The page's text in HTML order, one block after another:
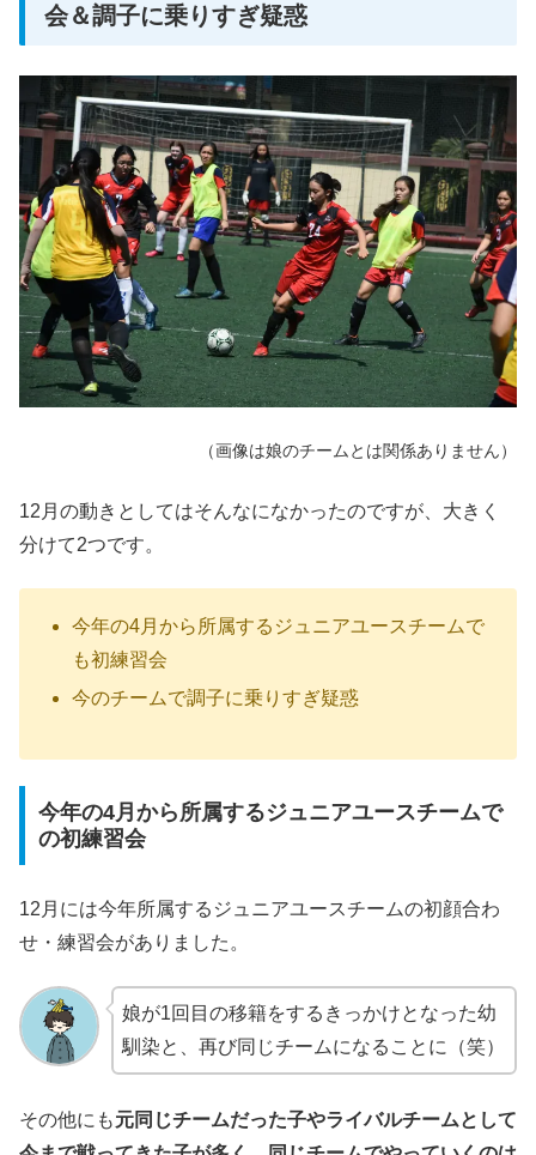
会＆調子に乗りすぎ疑惑
（画像は娘のチームとは関係ありません）
12月の動きとしてはそんなになかったのですが、大きく
分けて2つです。
今年の4月から所属するジュニアユースチームで
も初練習会
今のチームで調子に乗りすぎ疑惑
今年の4月から所属するジュニアユースチームで
の初練習会
12月には今年所属するジュニアユースチームの初顔合わ
せ・練習会がありました。
娘が1回目の移籍をするきっかけとなった幼
馴染と、再び同じチームになることに（笑）
その他にも元同じチームだった子やライバルチームとして